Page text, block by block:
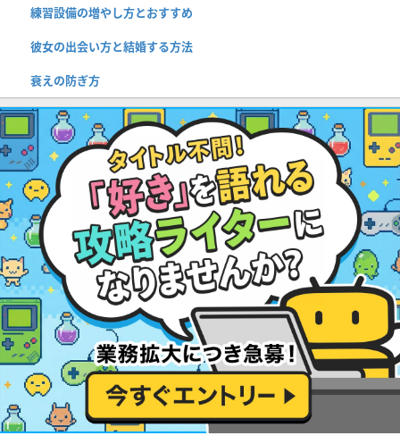
練習設備の増やし方とおすすめ
彼女の出会い方と結婚する方法
衰えの防ぎ方